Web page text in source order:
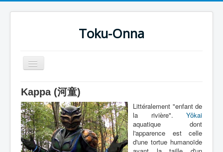
Toku-Onna
Basculer
la
Accueil
Toku-Actrices
Toku-Critiques
Séries
Kappa (河童)
Littéralement "enfant de
la rivière". Yôkai
aquatique dont
l'apparence est celle
d'une tortue humanoïde